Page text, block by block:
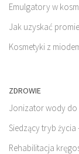
Emulgatory w
Jak uzyskać
Kosmetyki z
ZDROWIE
Jonizator wody do
Siedzący tryb
Rehabilitacja